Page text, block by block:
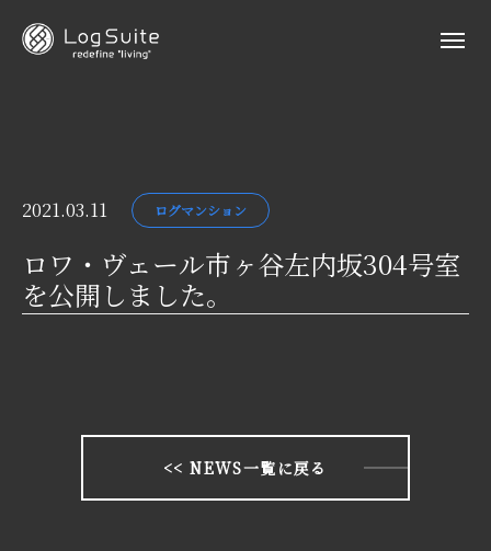
2021.03.11 ログマンション
ロワ・ヴェール市ヶ谷左内坂304号室
を公開しました。
<< NEWS一覧に戻る